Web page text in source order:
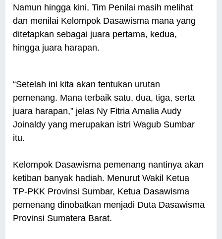
Namun hingga kini, Tim Penilai masih melihat
dan menilai Kelompok Dasawisma mana yang
ditetapkan sebagai juara pertama, kedua,
hingga juara harapan.
“Setelah ini kita akan tentukan urutan
pemenang. Mana terbaik satu, dua, tiga, serta
juara harapan,” jelas Ny Fitria Amalia Audy
Joinaldy yang merupakan istri Wagub Sumbar
itu.
Kelompok Dasawisma pemenang nantinya akan
ketiban banyak hadiah. Menurut Wakil Ketua
TP-PKK Provinsi Sumbar, Ketua Dasawisma
pemenang dinobatkan menjadi Duta Dasawisma
Provinsi Sumatera Barat.